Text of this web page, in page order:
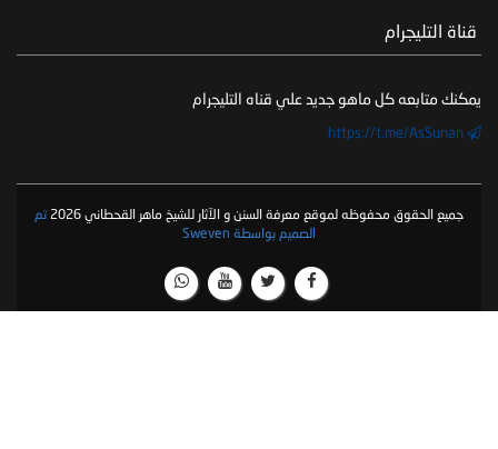
‏ قناة التليجرام
يمكنك متابعه كل ماهو جديد علي قناه التليجرام
جميع الحقوق محفوظه لموقع معرفة السنن و الآثار للشيخ ماهر القحطاني 2026
تم
الصميم بواسطة Sweven